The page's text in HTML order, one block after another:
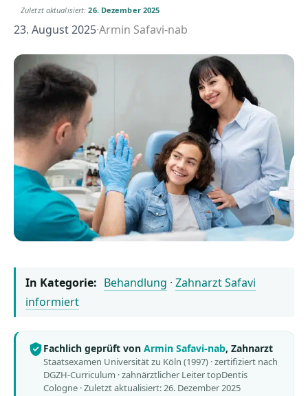
Zuletzt aktualisiert: 26. Dezember 2025
23. August 2025·Armin Safavi-nab
In Kategorie: Behandlung · Zahnarzt Safavi
informiert
Fachlich geprüft von Armin Safavi-nab, Zahnarzt
Staatsexamen Universität zu Köln (1997) · zertifiziert nach
DGZH-Curriculum · zahnärztlicher Leiter topDentis
Cologne ·Zuletzt aktualisiert: 26. Dezember 2025